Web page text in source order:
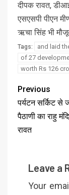
दीपक रावत,
एसएसपी पीएन
ऋचा सिंह भी
Tags: and laid
of 27
worth Rs 126
Previous
पर्यटन सर्किट से
पैठाणी का राहु
रावत
Leave a
Your